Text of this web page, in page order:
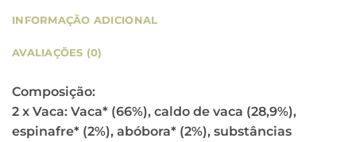
INFORMAÇÃO ADICIONAL
AVALIAÇÕES (0)
Composição:
2 x Vaca: Vaca* (66%), caldo de vaca (28,9%),
espinafre* (2%), abóbora* (2%), substâncias